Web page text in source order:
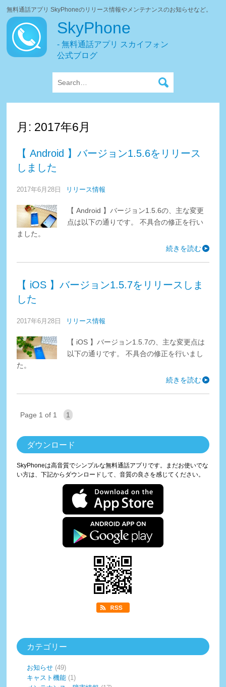
無料通話アプリ SkyPhoneのリリース情報やメンテナンスのお知らせなど。
SkyPhone
- 無料通話アプリ スカイフォン
公式ブログ
月: 2017年6月
【 Android 】バージョン1.5.6をリリース
しました
2017年6月28日 リリース情報
【 Android 】バージョン1.5.6の、主な変更
点は以下の通りです。 不具合の修正を行い
ました。
続きを読む
【 iOS 】バージョン1.5.7をリリースしま
した
2017年6月28日 リリース情報
【 iOS 】バージョン1.5.7の、主な変更点は
以下の通りです。 不具合の修正を行いまし
た。
続きを読む
Page 1 of 1 1
ダウンロード
SkyPhoneは高音質でシンプルな無料通話アプリです。まだお使いでな
い方は、下記からダウンロードして、音質の良さを感じてください。
カテゴリー
お知らせ (49)
キャスト機能 (1)